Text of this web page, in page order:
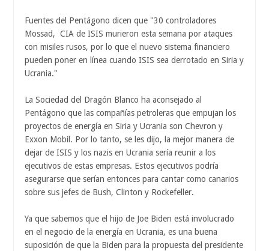
Fuentes del Pentágono dicen que "30 controladores
Mossad, CIA de ISIS murieron esta semana por ataques
con misiles rusos, por lo que el nuevo sistema financiero
pueden poner en línea cuando ISIS sea derrotado en Siria y
Ucrania."
La Sociedad del Dragón Blanco ha aconsejado al
Pentágono que las compañías petroleras que empujan los
proyectos de energía en Siria y Ucrania son Chevron y
Exxon Mobil. Por lo tanto, se les dijo, la mejor manera de
dejar de ISIS y los nazis en Ucrania sería reunir a los
ejecutivos de estas empresas. Estos ejecutivos podría
asegurarse que serían entonces para cantar como canarios
sobre sus jefes de Bush, Clinton y Rockefeller.
Ya que sabemos que el hijo de Joe Biden está involucrado
en el negocio de la energía en Ucrania, es una buena
suposición de que la Biden para la propuesta del presidente